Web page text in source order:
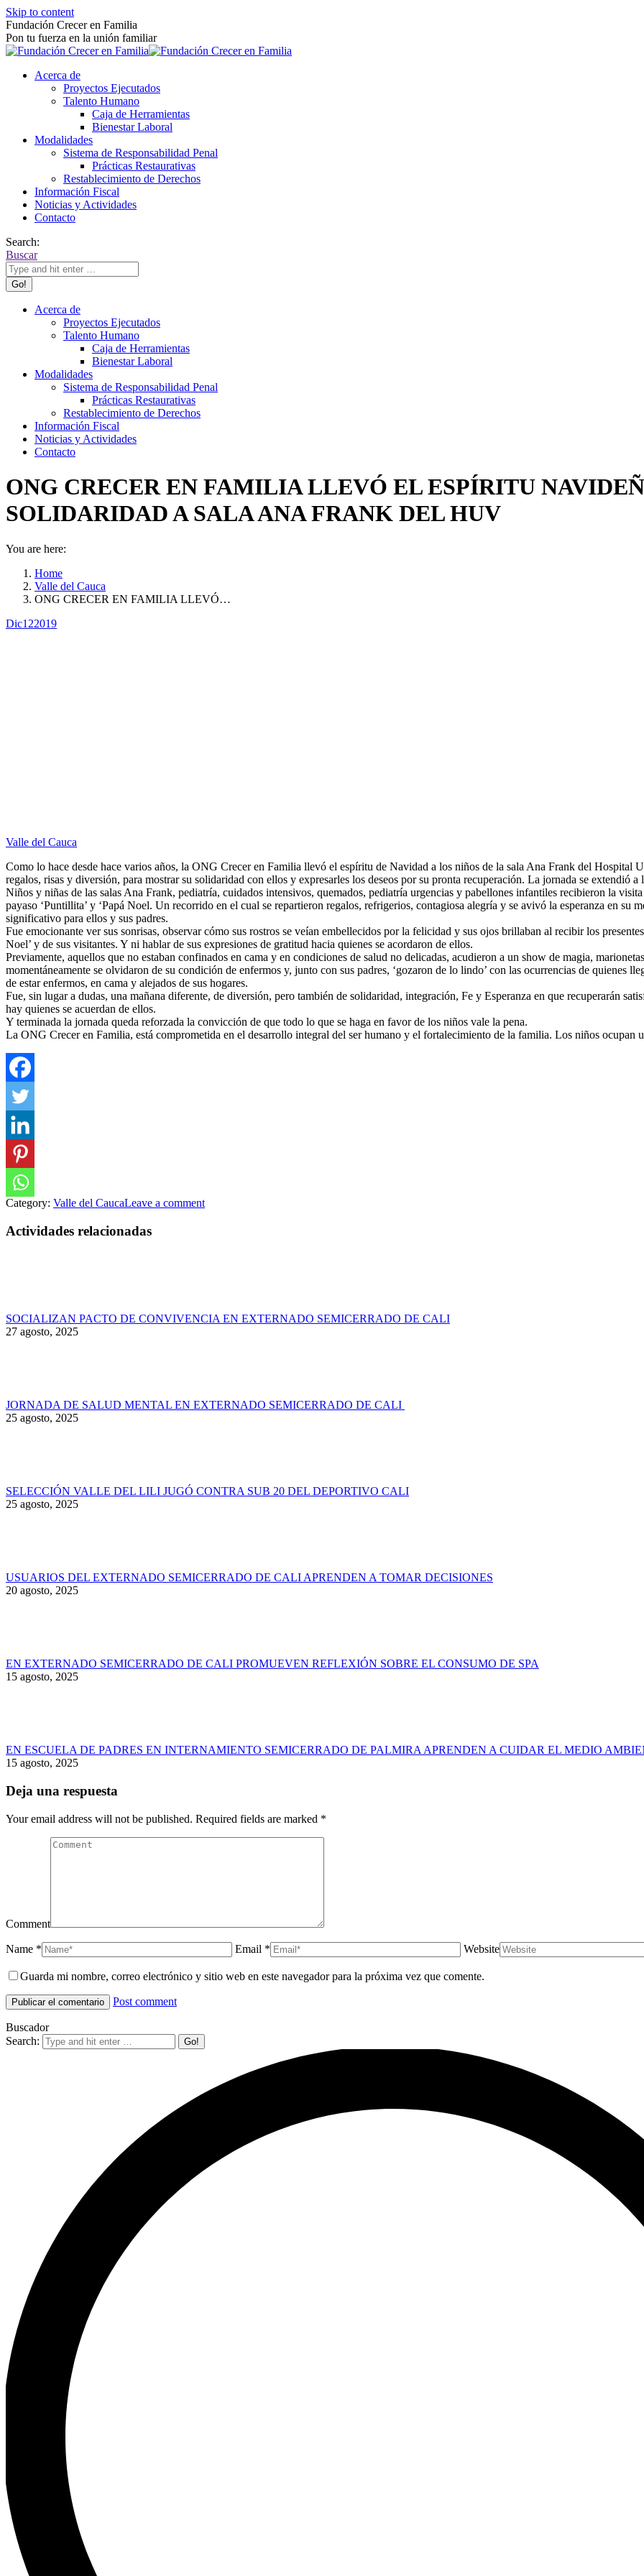
Skip to content
Fundación Crecer en Familia
Pon tu fuerza en la unión familiar
Acerca de
Proyectos Ejecutados
Talento Humano
Caja de Herramientas
Bienestar Laboral
Modalidades
Sistema de Responsabilidad Penal
Prácticas Restaurativas
Restablecimiento de Derechos
Información Fiscal
Noticias y Actividades
Contacto
Search:
Buscar
Acerca de
Proyectos Ejecutados
Talento Humano
Caja de Herramientas
Bienestar Laboral
Modalidades
Sistema de Responsabilidad Penal
Prácticas Restaurativas
Restablecimiento de Derechos
Información Fiscal
Noticias y Actividades
Contacto
ONG CRECER EN FAMILIA LLEVÓ EL ESPÍRITU
SOLIDARIDAD A SALA ANA FRANK DEL HUV
You are here:
Home
Valle del Cauca
ONG CRECER EN FAMILIA LLEVÓ…
Dic122019
Valle del Cauca
Como lo hace desde hace varios años, la ONG Crecer en Familia llevó el espíritu de Navidad a los niños de la sala Ana Frank del Hospital
regalos, risas y diversión, para mostrar su solidaridad con ellos y expresarles los deseos por su pronta recuperación. La jornada se extendió a
Niños y niñas de las salas Ana Frank, pediatría, cuidados intensivos, quemados, pediatría urgencias y pabellones infantiles recibieron la
payaso ‘Puntillita’ y ‘Papá Noel. Un recorrido en el cual se repartieron regalos, refrigerios, contagiosa alegría y se avivó la esperanza en
significativo para ellos y sus padres.
Fue emocionante ver sus sonrisas, observar cómo sus rostros se veían embellecidos por la felicidad y sus ojos brillaban al recibir los
Noel’ y de sus visitantes. Y ni hablar de sus expresiones de gratitud hacia quienes se acordaron de ellos.
Previamente, aquellos que no estaban confinados en cama y en condiciones de salud no delicadas, acudieron a un show de magia,
momentáneamente se olvidaron de su condición de enfermos y, junto con sus padres, ‘gozaron de lo lindo’ con las ocurrencias de quienes
de estar enfermos, en cama y alejados de sus hogares.
Fue, sin lugar a dudas, una mañana diferente, de diversión, pero también de solidaridad, integración, Fe y Esperanza en que recuperarán
hay quienes se acuerdan de ellos.
Y terminada la jornada queda reforzada la convicción de que todo lo que se haga en favor de los niños vale la pena.
La ONG Crecer en Familia, está comprometida en el desarrollo integral del ser humano y el fortalecimiento de la familia. Los niños ocupan
Category: Valle del CaucaLeave a comment
Actividades relacionadas
SOCIALIZAN PACTO DE CONVIVENCIA EN EXTERNADO SEMICERRADO DE CALI
27 agosto, 2025
JORNADA DE SALUD MENTAL EN EXTERNADO SEMICERRADO DE CALI
25 agosto, 2025
SELECCIÓN VALLE DEL LILI JUGÓ CONTRA SUB 20 DEL DEPORTIVO CALI
25 agosto, 2025
USUARIOS DEL EXTERNADO SEMICERRADO DE CALI APRENDEN A TOMAR DECISIONES
20 agosto, 2025
EN EXTERNADO SEMICERRADO DE CALI PROMUEVEN REFLEXIÓN SOBRE EL CONSUMO DE SPA
15 agosto, 2025
EN ESCUELA DE PADRES EN INTERNAMIENTO SEMICERRADO DE PALMIRA APRENDEN A CUIDAR EL MEDIO
15 agosto, 2025
Deja una respuesta
Your email address will not be published. Required fields are marked *
Comment
Name * Email * Website
Guarda mi nombre, correo electrónico y sitio web en este navegador para la próxima vez que comente.
Post comment
Buscador
Search: